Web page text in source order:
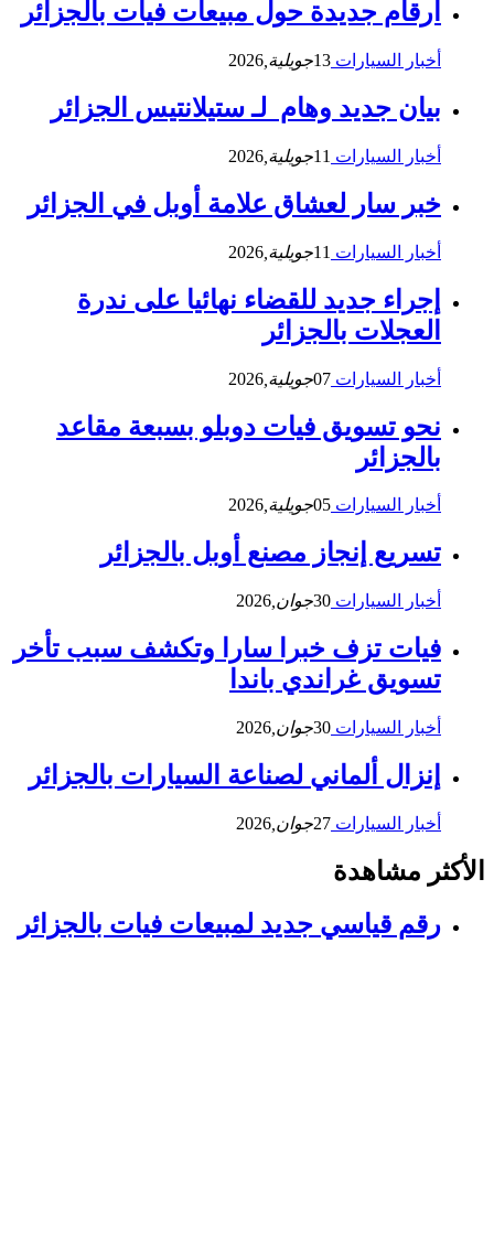
أرقام جديدة حول مبيعات فيات بالجزائر
أخبار السيارات 13جويلية, 2026
بيان جديد وهام لـ ستيلانتيس الجزائر
أخبار السيارات 11جويلية, 2026
خبر سار لعشاق علامة أوبل في الجزائر
أخبار السيارات 11جويلية, 2026
إجراء جديد للقضاء نهائيا على ندرة
العجلات بالجزائر
أخبار السيارات 07جويلية, 2026
نحو تسويق فيات دوبلو بسبعة مقاعد
بالجزائر
أخبار السيارات 05جويلية,2026
تسريع إنجاز مصنع أوبل بالجزائر
أخبار السيارات 30جوان, 2026
فيات تزف خبرا سارا وتكشف سبب تأخر
تسويق غراندي باندا
أخبار السيارات 30جوان, 2026
إنزال ألماني لصناعة السيارات بالجزائر
أخبار السيارات 27جوان, 2026
الأكثر مشاهدة
رقم قياسي جديد لمبيعات فيات بالجزائر